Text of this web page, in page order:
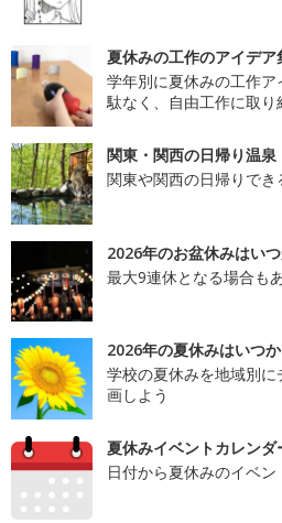
夏休みの工作のアイデア
学年別に夏休みの工作
駄なく、自由工作に取り
関東・関西の日帰り温泉
関東や関西の日帰りで
2026年のお盆休みはい
最大9連休となる場合も
2026年の夏休みはいつ
学校の夏休みを地域別
画しよう
夏休みイベントカレンダ
日付から夏休みのイベン